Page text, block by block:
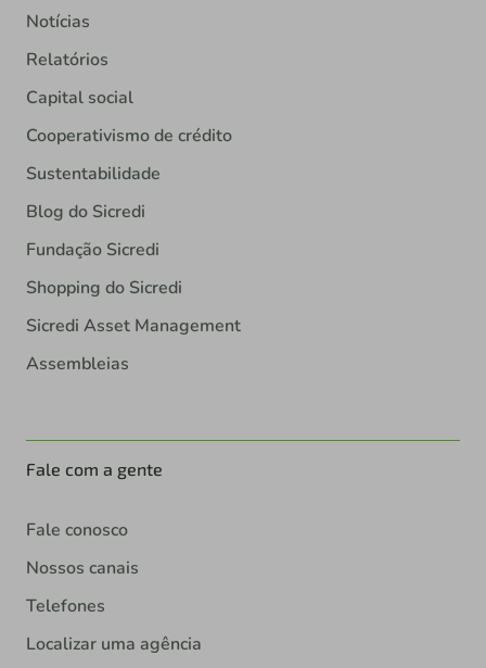
Notícias
Relatórios
Capital social
Cooperativismo de crédito
Sustentabilidade
Blog do Sicredi
Fundação Sicredi
Shopping do Sicredi
Sicredi Asset Management
Assembleias
Fale com a gente
Fale conosco
Nossos canais
Telefones
Localizar uma agência